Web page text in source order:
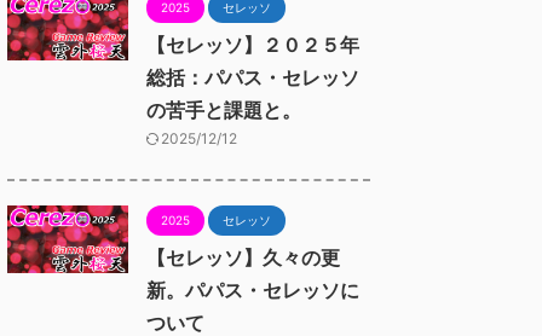
2025 セレッソ
【セレッソ】２０２５年
総括：パパス・セレッソ
の苦手と課題と。
2025/12/12
2025 セレッソ
【セレッソ】久々の更
新。パパス・セレッソに
ついて